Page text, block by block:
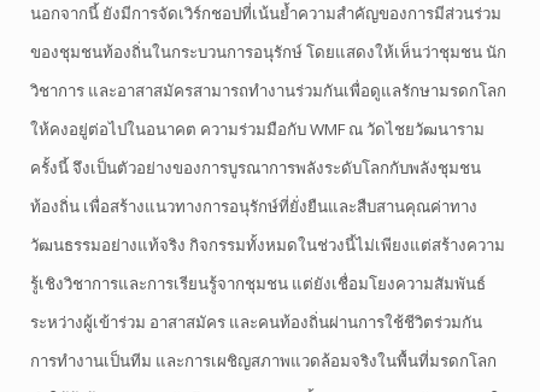
นอกจากนี้ ยังมีการจัดเวิร์กชอปที่เน้นย้ำความสำคัญของการมีส่วนร่วม
ของชุมชนท้องถิ่นในกระบวนการอนุรักษ์ โดยแสดงให้เห็นว่าชุมชน นัก
วิชาการ และอาสาสมัครสามารถทำงานร่วมกันเพื่อดูแลรักษามรดกโลก
ให้คงอยู่ต่อไปในอนาคต ความร่วมมือกับ WMF ณ วัดไชยวัฒนาราม
ครั้งนี้ จึงเป็นตัวอย่างของการบูรณาการพลังระดับโลกกับพลังชุมชน
ท้องถิ่น เพื่อสร้างแนวทางการอนุรักษ์ที่ยั่งยืนและสืบสานคุณค่าทาง
วัฒนธรรมอย่างแท้จริง กิจกรรมทั้งหมดในช่วงนี้ไม่เพียงแต่สร้างความ
รู้เชิงวิชาการและการเรียนรู้จากชุมชน แต่ยังเชื่อมโยงความสัมพันธ์
ระหว่างผู้เข้าร่วม อาสาสมัคร และคนท้องถิ่นผ่านการใช้ชีวิตร่วมกัน
การทำงานเป็นทีม และการเผชิญสภาพแวดล้อมจริงในพื้นที่มรดกโลก